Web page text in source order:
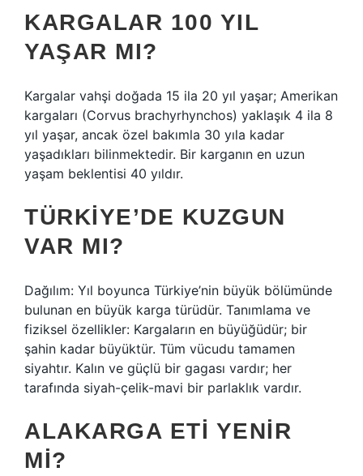
KARGALAR 100 YIL
YAŞAR MI?
Kargalar vahşi doğada 15 ila 20 yıl yaşar; Amerikan
kargaları (Corvus brachyrhynchos) yaklaşık 4 ila 8
yıl yaşar, ancak özel bakımla 30 yıla kadar
yaşadıkları bilinmektedir. Bir karganın en uzun
yaşam beklentisi 40 yıldır.
TÜRKIYE’DE KUZGUN
VAR MI?
Dağılım: Yıl boyunca Türkiye’nin büyük bölümünde
bulunan en büyük karga türüdür. Tanımlama ve
fiziksel özellikler: Kargaların en büyüğüdür; bir
şahin kadar büyüktür. Tüm vücudu tamamen
siyahtır. Kalın ve güçlü bir gagası vardır; her
tarafında siyah-çelik-mavi bir parlaklık vardır.
ALAKARGA ETI YENIR
MI?